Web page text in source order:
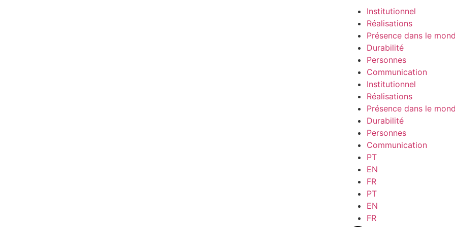
Institutionnel
Réalisations
Présence dans le
Durabilité
Personnes
Communication
Institutionnel
Réalisations
Présence dans le
Durabilité
Personnes
Communication
PT
EN
FR
PT
EN
FR